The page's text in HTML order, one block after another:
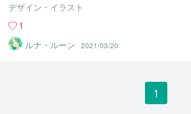
デザイン・イラスト
1
ルナ・ルーン
2021/03/20
1